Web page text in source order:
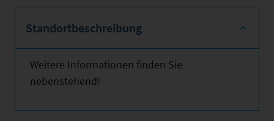
Standortbeschreibung
Weitere Informationen finden Sie
nebenstehend!